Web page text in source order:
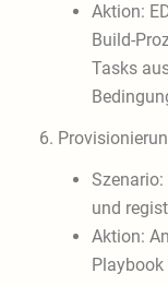
Aktion:
Build-
Tasks
6.
Szenario:
und
Aktion:
Playbook